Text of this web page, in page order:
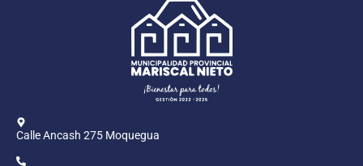
Calle Ancash 275 Moquegua